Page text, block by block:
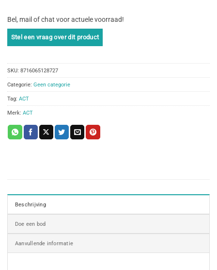
Bel, mail of chat voor actuele voorraad!
SKU: 8716065128727
Categorie: Geen categorie
Tag: ACT
Merk: ACT
Beschrijving
Doe een bod
Aanvullende informatie